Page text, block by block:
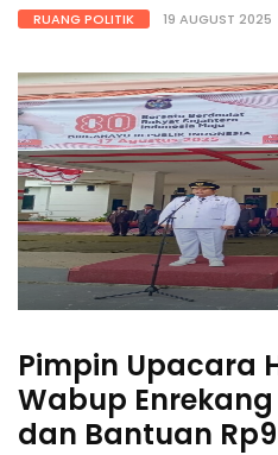
RUANG POLITIK 19 AUGUST 2025
Pimpin Upacara
Wabup
dan Bantuan